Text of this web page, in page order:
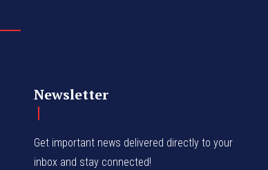
Newsletter
Get important news delivered directly to your
inbox and stay connected!